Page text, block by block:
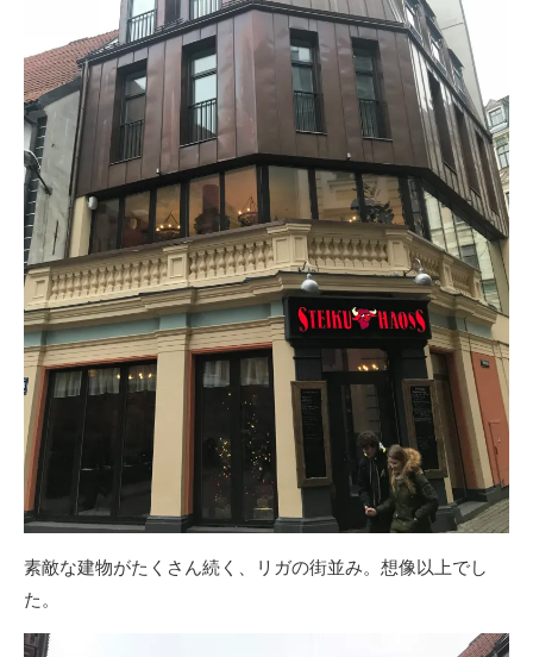
素敵な建物がたくさん続く、リガの街並み。想像以上でし
た。